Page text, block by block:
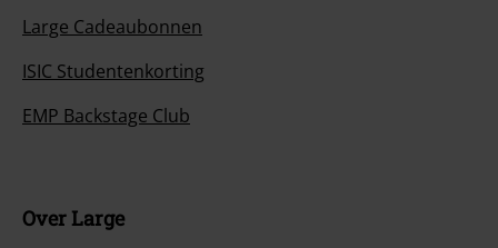
Large Cadeaubonnen
ISIC Studentenkorting
EMP Backstage Club
Over Large